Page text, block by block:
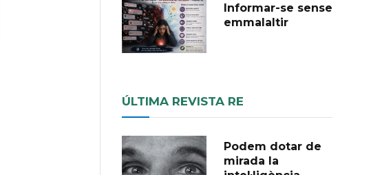
Informar-se sense
emmalaltir
ÚLTIMA REVISTA RE
Podem dotar de
mirada la